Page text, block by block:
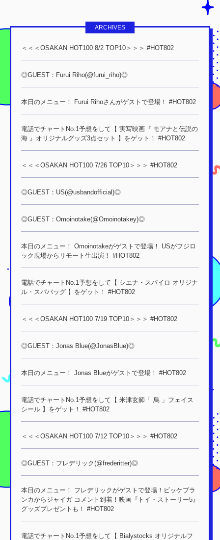
ARCHIVES
＜＜＜OSAKAN HOT100 8/2 TOP10＞＞＞ #HOT802
◎GUEST：Furui Riho(@furui_riho)◎
本日のメニュー！ Furui Rihoさんがゲストで登場！ #HOT802
電話でチャートNo.1予想をして【 実写映画『 モアナと伝説の
海 』オリジナルグッズ3点セット 】をゲット！ #HOT802
＜＜＜OSAKAN HOT100 7/26 TOP10＞＞＞ #HOT802
◎GUEST：US(@usbandofficial)◎
◎GUEST：Omoinotake(@Omoinotakey)◎
本日のメニュー！ Omoinotakeがゲストで登場！ USがフジロ
ック現場からリモート生出演！ #HOT802
電話でチャートNo.1予想をして【 シエナ・スパイロ オリジナ
ル・スパバッグ 】をゲット！ #HOT802
＜＜＜OSAKAN HOT100 7/19 TOP10＞＞＞ #HOT802
◎GUEST：Jonas Blue(@JonasBlue)◎
本日のメニュー！ Jonas Blueがゲストで登場！ #HOT802
電話でチャートNo.1予想をして【 米津玄師「 烏 」フェイス
シール 】をゲット！ #HOT802
＜＜＜OSAKAN HOT100 7/12 TOP10＞＞＞ #HOT802
◎GUEST：フレデリック(@frederitter)◎
本日のメニュー！ フレデリックがゲストで登場！ビッケブラ
ンカからジャイガ コメント到着！映画『トイ・ストーリー5』
グッズプレゼントも！ #HOT802
電話でチャートNo.1予想をして【 Bialystocks オリジナルフ